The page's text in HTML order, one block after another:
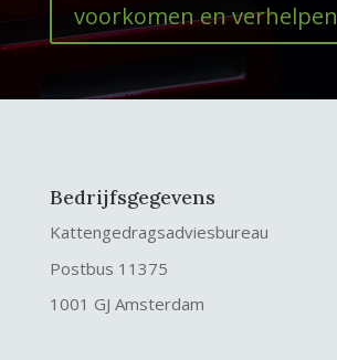
voorkomen en verhelpen
Bedrijfsgegevens
Kattengedragsadviesbureau
Postbus 11375
1001 GJ Amsterdam